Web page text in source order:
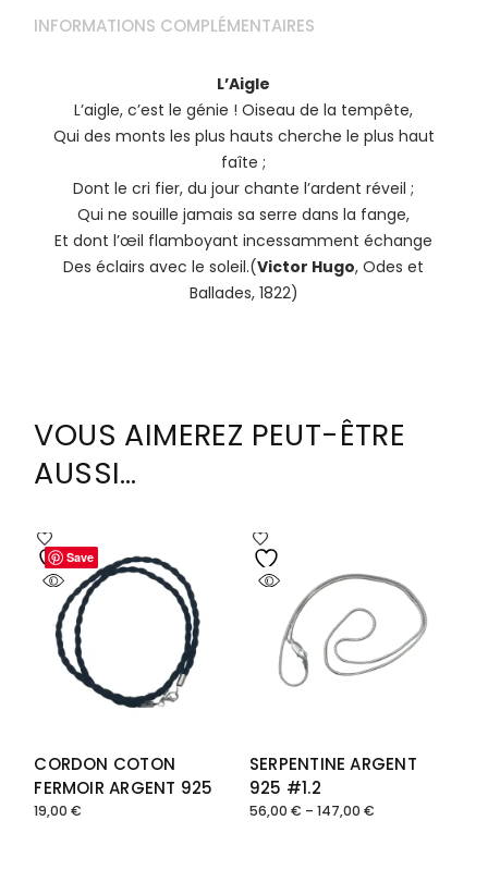
INFORMATIONS COMPLÉMENTAIRES
L’Aigle
L’aigle, c’est le génie ! Oiseau de la tempête,
Qui des monts les plus hauts cherche le plus haut
faîte ;
Dont le cri fier, du jour chante l’ardent réveil ;
Qui ne souille jamais sa serre dans la fange,
Et dont l’œil flamboyant incessamment échange
Des éclairs avec le soleil.(Victor Hugo, Odes et
Ballades, 1822)
VOUS AIMEREZ PEUT-ÊTRE
AUSSI…
Save
CORDON COTON
FERMOIR ARGENT 925
19,00€
Save
SERPENTINE ARGENT
925 #1.2
56,00 € – 147,00 €
Plage